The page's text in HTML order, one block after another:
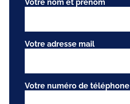
Votre nom et prénom
Votre adresse mail
Votre numéro de téléphone